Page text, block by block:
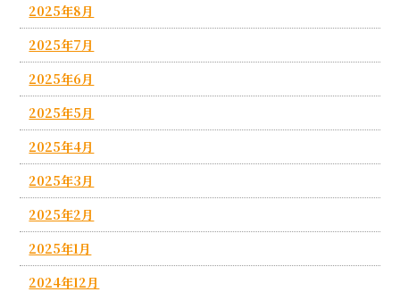
2025年8月
2025年7月
2025年6月
2025年5月
2025年4月
2025年3月
2025年2月
2025年1月
2024年12月